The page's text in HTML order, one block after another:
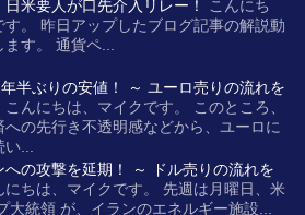
日米要人が口先介入リレー！
こんにち
す。 昨日アップしたブログ記事の解説動
す。 通貨ペ...
半ぶりの安値！ ～ ユーロ売りの流れを
こんにちは、マイクです。 このところ、
への先行き不透明感などから、ユーロに
...
への攻撃を延期！ ～ ドル売りの流れを
にちは、マイクです。 先週は月曜日、米
大統領 が、イランのエネルギー施設...